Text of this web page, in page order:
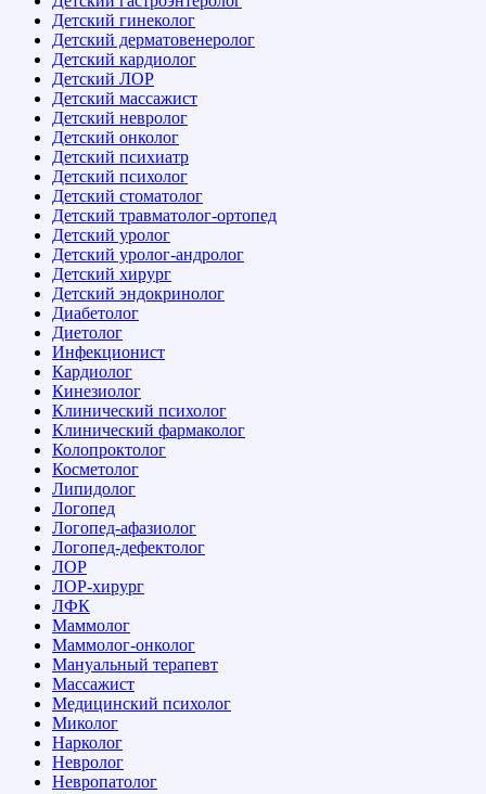
Детский гинеколог
Детский дерматовенеролог
Детский кардиолог
Детский ЛОР
Детский массажист
Детский невролог
Детский онколог
Детский психиатр
Детский психолог
Детский стоматолог
Детский травматолог-ортопед
Детский уролог
Детский уролог-андролог
Детский хирург
Детский эндокринолог
Диабетолог
Диетолог
Инфекционист
Кардиолог
Кинезиолог
Клинический психолог
Клинический фармаколог
Колопроктолог
Косметолог
Липидолог
Логопед
Логопед-афазиолог
Логопед-дефектолог
ЛОР
ЛОР-хирург
ЛФК
Маммолог
Маммолог-онколог
Мануальный терапевт
Массажист
Медицинский психолог
Миколог
Нарколог
Невролог
Невропатолог